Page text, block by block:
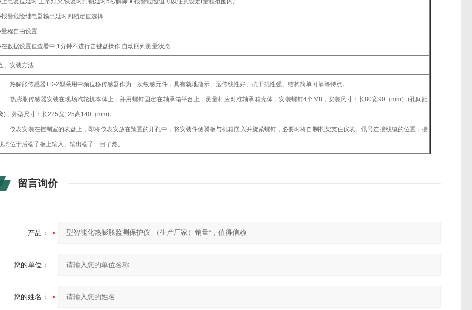
报警危险继电器输出延时四档定值选择
量程自由设置
在数据设置值查看中,1分钟不进行击键盘操作,自动回到测量状态
、安装方法
热膨胀传感器TD-2型采用中频位移传感器作为一次敏感元件，具有就地指示、远传线性好、抗干扰性强、结构简单可靠等特点。
热膨胀传感器安装在现场汽轮机本体上，并用螺钉固定在轴承箱平台上，测量杆应对准轴承箱壳体，安装螺钉4个M8，安装尺寸：长80宽90（mm）(孔间距
)，外型尺寸：长225宽125高140（mm)。
仪表安装在控制室的表盘上，即将仪表安放在预置的开孔中，将安装件侧翼板与机箱嵌入并旋紧螺钉，必要时将自制托架支住仪表。讯号连接线缆的位置，接
均位于后端子板上输入、输出端子一目了然。
留言询价
产品：
您的单位：
您的姓名：